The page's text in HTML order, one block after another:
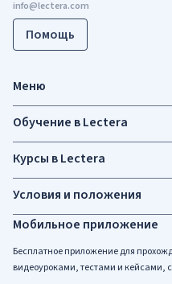
Помощь
Мобильное приложение
Бесплатное приложение для
видеоуроками, тестами и кейсами,
Меню
Обучение в Lectera
Курсы в Lectera
Условия и положения